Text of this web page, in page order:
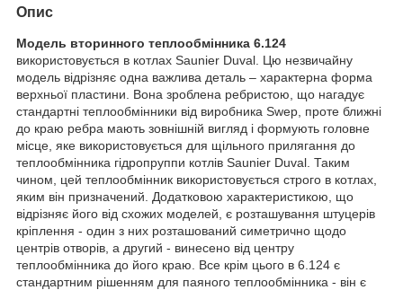
Опис
Модель вторинного теплообмінника 6.124
використовується в котлах Saunier Duval. Цю незвичайну
модель відрізняє одна важлива деталь – характерна форма
верхньої пластини. Вона зроблена ребристою, що нагадує
стандартні теплообмінники від виробника Swep, проте ближні
до краю ребра мають зовнішній вигляд і формують головне
місце, яке використовується для щільного прилягання до
теплообмінника гідропруппи котлів Saunier Duval. Таким
чином, цей теплообмінник використовується строго в котлах,
яким він призначений. Додатковою характеристикою, що
відрізняє його від схожих моделей, є розташування штуцерів
кріплення - один з них розташований симетрично щодо
центрів отворів, а другий - винесено від центру
теплообмінника до його краю. Все крім цього в 6.124 є
стандартним рішенням для паяного теплообмінника - він є